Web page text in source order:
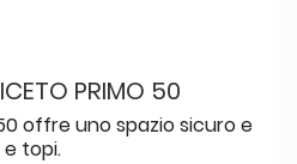
PRIMO 50
50 offre uno spazio sicuro e
topi.